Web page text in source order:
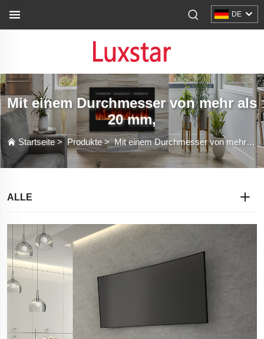
DE
Mit einem Durchmesser von mehr als
20 mm,
Startseite> Produkte>Mit einem Durchmesser von mehr als 20 mm,
ALLE